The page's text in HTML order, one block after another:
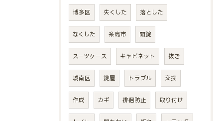
博多区 失くした 落とした
なくした 糸島市 開錠
スーツケース キャビネット 抜き
城南区 鍵屋 トラブル 交換
作成 カギ 徘徊防止 取り付け